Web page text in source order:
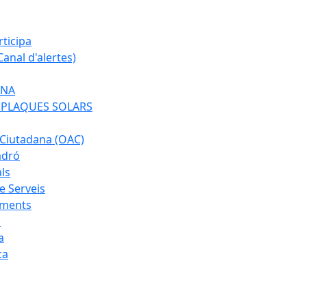
d'alertes)
SOLARS
(OAC)
Serveis